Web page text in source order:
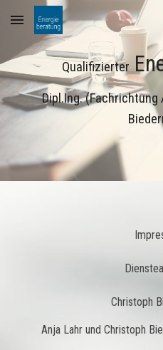
Skip to main content
Qualifizierter
Dipl.Ing.
Christoph
Anja Lahr und Christoph